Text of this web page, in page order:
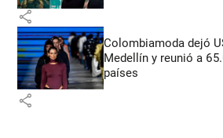
share
Colombiamoda dejó
Medellín y reunió a
países
share